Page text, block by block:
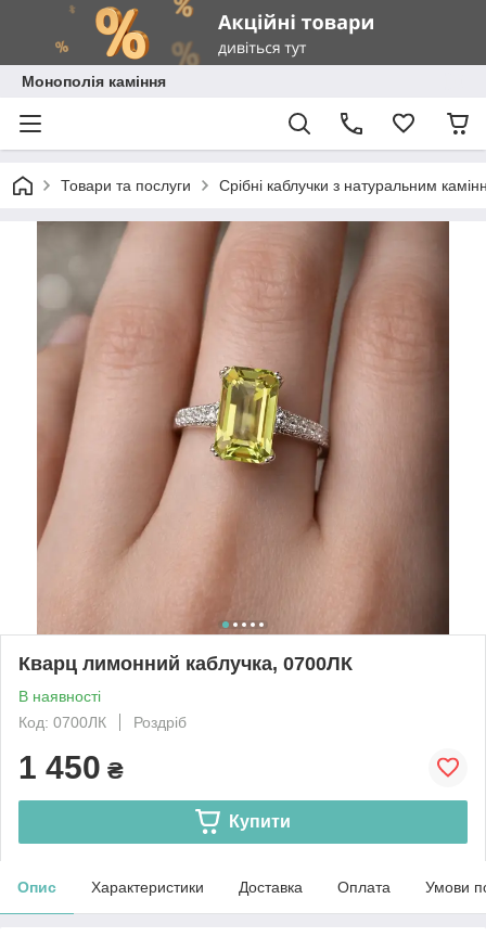
Монополія каміння
Товари та послуги Срібні каблучки з натуральним
Кварц лимонний каблучка, 0700ЛК
В наявності
Код: 0700ЛК
Роздріб
1 450 ₴
Купити
Опис Характеристики Доставка Оплата Умови